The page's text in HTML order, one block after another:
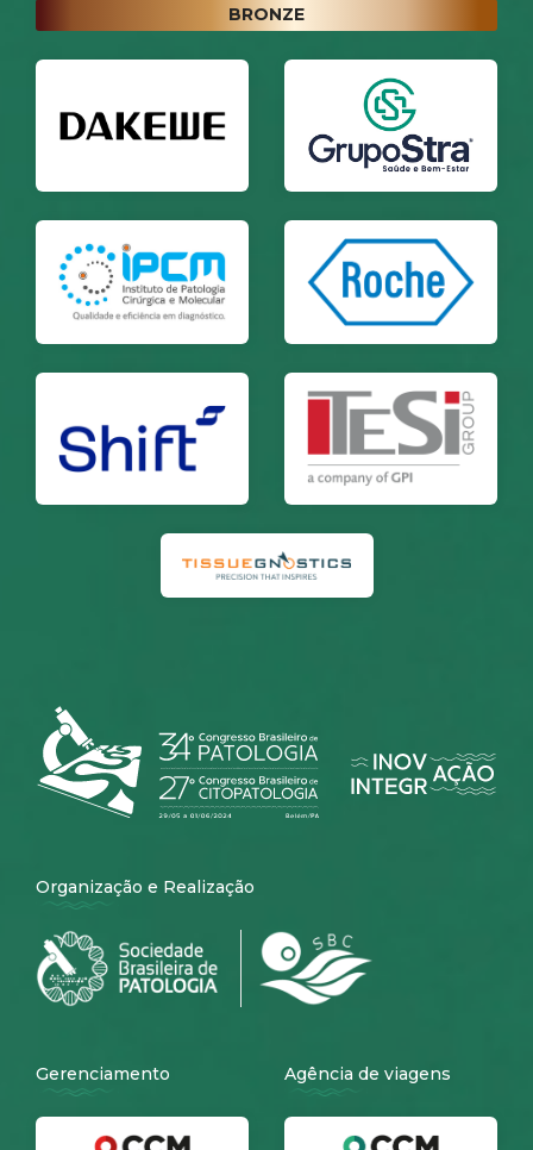
BRONZE
Organização e Realização
Gerenciamento Agência de viagens